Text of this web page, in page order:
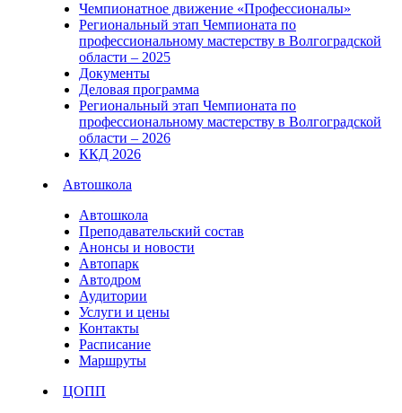
Чемпионатное движение «Профессионалы»
Региональный этап Чемпионата по
профессиональному мастерству в Волгоградской
области – 2025
Документы
Деловая программа
Региональный этап Чемпионата по
профессиональному мастерству в Волгоградской
области – 2026
ККД 2026
Автошкола
Автошкола
Преподавательский состав
Анонсы и новости
Автопарк
Автодром
Аудитории
Услуги и цены
Контакты
Расписание
Маршруты
ЦОПП